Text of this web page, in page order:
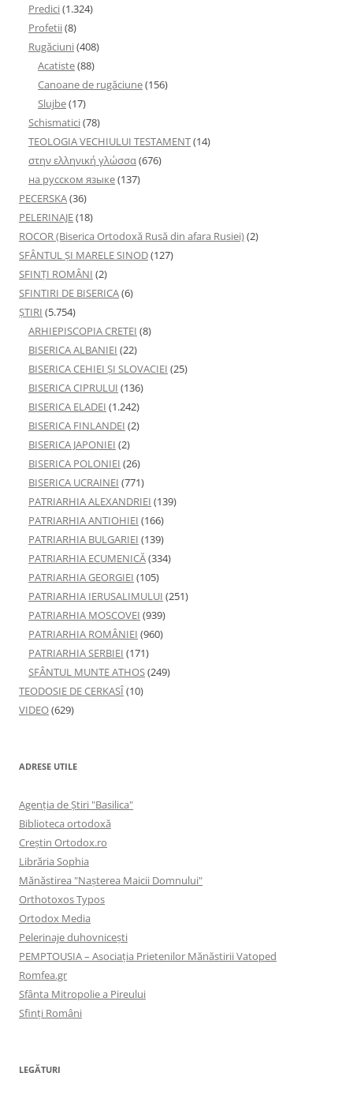
Predici(1.324)
Profetii(8)
Rugăciuni(408)
Acatiste(88)
Canoane de rugăciune(156)
Slujbe(17)
Schismatici(78)
TEOLOGIA VECHIULUI TESTAMENT(14)
στην ελληνική γλώσσα(676)
на русском языке(137)
PECERSKA(36)
PELERINAJE(18)
ROCOR (Biserica Ortodoxă Rusă din afara Rusiei)(2)
SFÂNTUL ȘI MARELE SINOD(127)
SFINȚI ROMÂNI (2)
SFINTIRI DE BISERICA(6)
ŞTIRI (5.754)
ARHIEPISCOPIA CRETEI (8)
BISERICA ALBANIEI (22)
BISERICA CEHIEI ŞI SLOVACIEI (25)
BISERICA CIPRULUI (136)
BISERICA ELADEI (1.242)
BISERICA FINLANDEI (2)
BISERICA JAPONIEI (2)
BISERICA POLONIEI (26)
BISERICA UCRAINEI (771)
PATRIARHIA ALEXANDRIEI (139)
PATRIARHIA ANTIOHIEI (166)
PATRIARHIA BULGARIEI (139)
PATRIARHIA ECUMENICĂ(334)
PATRIARHIA GEORGIEI (105)
PATRIARHIA IERUSALIMULUI (251)
PATRIARHIA MOSCOVEI (939)
PATRIARHIA ROMÂNIEI (960)
PATRIARHIA SERBIEI (171)
SFÂNTUL MUNTE ATHOS(249)
TEODOSIE DE CERKASÎ(10)
VIDEO(629)
ADRESE UTILE
Agenţia de Ştiri "Basilica"
Biblioteca ortodoxă
Creştin Ortodox.ro
Librăria Sophia
Mănăstirea "Naşterea Maicii Domnului"
Orthotoxos Typos
Ortodox Media
Pelerinaje duhovnicești
PEMPTOUSIA – Asociația Prietenilor Mănăstirii Vatoped
Romfea.gr
Sfânta Mitropolie a Pireului
Sfinţi Români
LEGĂTURI